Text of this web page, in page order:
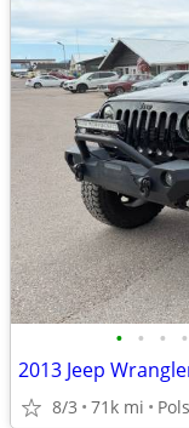
• • • •
2013 Jeep
8/3 71k mi